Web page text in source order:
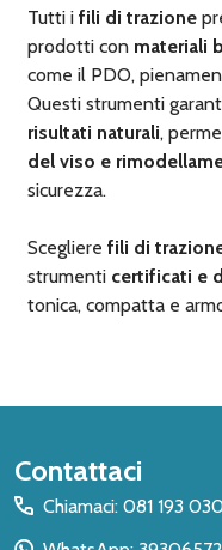
Tutti i fili di trazione
prodotti con materiali
come il PDO,
Questi strumenti
risultati naturali,
del viso e
sicurezza.
Scegliere fili di
strumenti certificati e
tonica, compatta e
Inizio
del
piè
Contattaci
Chiamaci: 081 193